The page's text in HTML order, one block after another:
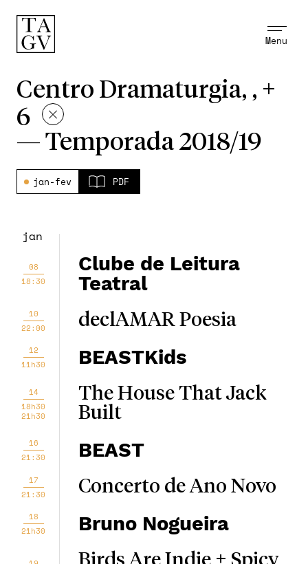
Menu
Centro Dramaturgia, , +
6
— Temporada 2018/19
jan-fev PDF
jan
08
18:30
Clube de Leitura
Teatral
10
22:00
declAMAR Poesia
12
11h30
BEASTKids
14
18h30
21h30
The House That Jack
Built
16
21:30
BEAST
17
21:30
Concerto de Ano Novo
18
21h30
Bruno Nogueira